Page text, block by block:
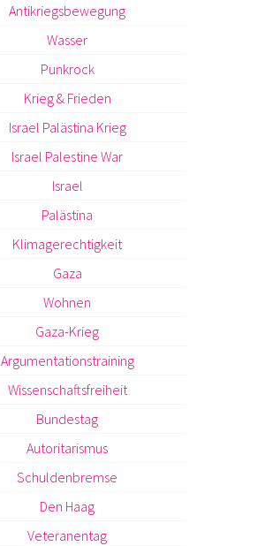
Antikriegsbewegung
Wasser
Punkrock
Krieg & Frieden
Israel Palästina Krieg
Israel Palestine War
Israel
Palästina
Klimagerechtigkeit
Gaza
Wohnen
Gaza-Krieg
Argumentationstraining
Wissenschaftsfreiheit
Bundestag
Autoritarismus
Schuldenbremse
Den Haag
Veteranentag